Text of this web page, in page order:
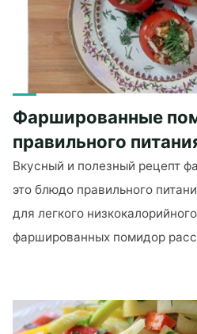
Фаршированные
правильного
Вкусный и полезный рецепт
это блюдо правильного
для легкого
фаршированных помидор
правильного
питания!"